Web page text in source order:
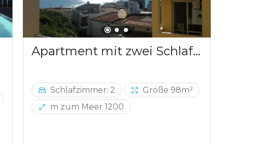
Apartment mit zwei Schlafzimmern und Meerblick in Ulcinj
Schlafzimmer: 2
Größe 98m²
m zum Meer 1200